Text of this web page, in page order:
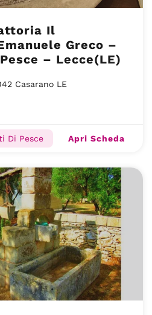
Il
Greco –
– Lecce(LE)
Casarano LE
Di Pesce Apri Scheda